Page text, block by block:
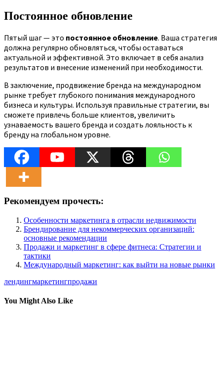
Постоянное обновление
Пятый шаг — это постоянное обновление. Ваша стратегия
должна регулярно обновляться, чтобы оставаться
актуальной и эффективной. Это включает в себя анализ
результатов и внесение изменений при необходимости.
В заключение, продвижение бренда на международном
рынке требует глубокого понимания международного
бизнеса и культуры. Используя правильные стратегии, вы
сможете привлечь больше клиентов, увеличить
узнаваемость вашего бренда и создать лояльность к
бренду на глобальном уровне.
Рекомендуем прочесть:
Особенности маркетинга в отрасли недвижимости
Брендирование для некоммерческих организаций:
основные рекомендации
Продажи и маркетинг в сфере фитнеса: Стратегии и
тактики
Международный маркетинг: как выйти на новые рынки
лендингмаркетингпродажи
You Might Also Like